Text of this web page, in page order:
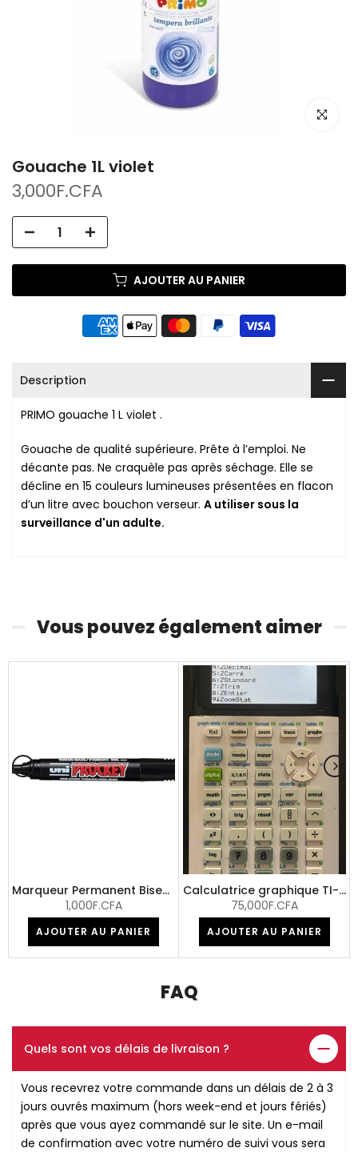
Cliquez
Gouache 1L violet
3,000F.CFA
AJOUTER AU PANIER
Description
PRIMO gouache 1 L violet .
Gouache de qualité supérieure. Prête à l’emploi. Ne
décante pas. Ne craquèle pas après séchage. Elle se
décline en 15 couleurs lumineuses présentées en flacon
d’un litre avec bouchon verseur. A utiliser sous la
surveillance d'un adulte.
Vous pouvez également aimer
Marqueur Permanent Biseau noir
1,000F.CFA
AJOUTER AU PANIER
Calculatrice graphique TI-83 Premium CE ed. Python -Okaz/reconditionnée
75,000F.CFA
AJOUTER AU PANIER
FAQ
Quels sont vos délais de livraison ?
Vous recevrez votre commande dans un délais de 2 à 3
jours ouvrés maximum (hors week-end et jours fériés)
après que vous ayez commandé sur le site. Un e-mail
de confirmation avec votre numéro de suivi vous sera